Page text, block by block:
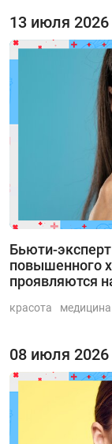
13 июля 2026
Бьюти-
повышенного
проявляются
красота медицина
08 июля 2026